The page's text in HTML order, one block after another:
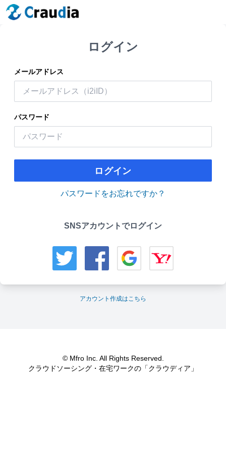
ログイン
メールアドレス
パスワード
ログイン
パスワードをお忘れですか？
SNSアカウントでログイン
アカウント作成はこちら
© Mfro Inc. All Rights Reserved.
クラウドソーシング・在宅ワークの「クラウディア」